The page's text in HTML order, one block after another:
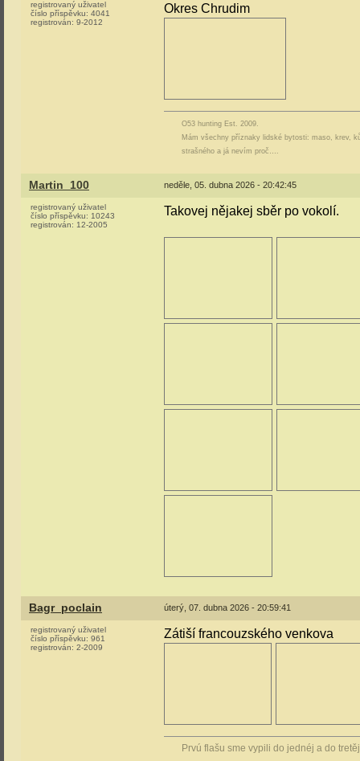
registrovaný uživatel
číslo příspěvku: 4041
registrován: 9-2012
Okres Chrudim
O53 hunting Est. 2009.
Mám všechny příznaky lidské bytosti: maso, krev,
strašného a já nevím proč….
Martin_100 neděle, 05. dubna 2026 - 20:42:45
registrovaný uživatel
číslo příspěvku: 10243
registrován: 12-2005
Takovej nějakej sběr po vokolí.
Bagr_poclain úterý, 07. dubna 2026 - 20:59:41
registrovaný uživatel
číslo příspěvku: 961
registrován: 2-2009
Zátiší francouzského venkova
Prvú flašu sme vypili do jednéj a do